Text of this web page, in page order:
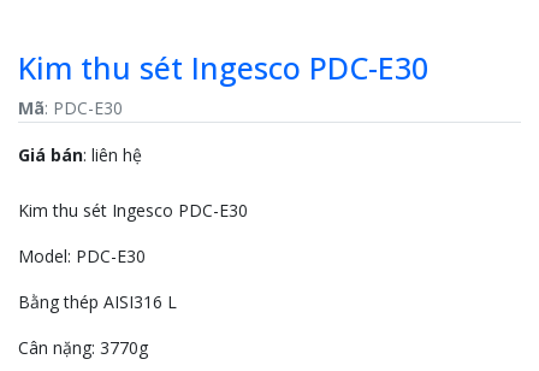
Kim thu sét Ingesco PDC-E30
Mã: PDC-E30
Giá bán: liên hệ
Kim thu sét Ingesco PDC-E30
Model: PDC-E30
Bằng thép AISI316 L
Cân nặng: 3770g